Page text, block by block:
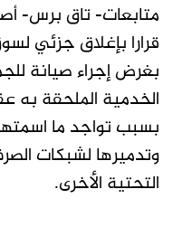
متابعات- تاق برس-
قرارا بإغلاق جزئي
بغرض إجراء صيانة
الخدمية الملحقة به
بسبب تواجد ما اسمتها
وتدميرها لشبكات
التحتية الأخرى.